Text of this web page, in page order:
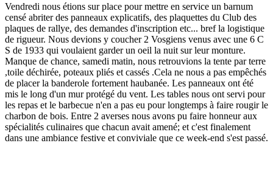
Vendredi nous étions sur place pour mettre en service un barnum
censé abriter des panneaux explicatifs, des plaquettes du Club des
plaques de rallye, des demandes d'inscription etc... bref la logistique
de rigueur. Nous devions y coucher 2 Vosgiens venus avec une 6 C
S de 1933 qui voulaient garder un oeil la nuit sur leur monture.
Manque de chance, samedi matin, nous retrouvions la tente par terre
,toile déchirée, poteaux pliés et cassés .Cela ne nous a pas empêchés
de placer la banderole fortement haubanée. Les panneaux ont été
mis le long d'un mur protégé du vent. Les tables nous ont servi pour
les repas et le barbecue n'en a pas eu pour longtemps à faire rougir le
charbon de bois. Entre 2 averses nous avons pu faire honneur aux
spécialités culinaires que chacun avait amené; et c'est finalement
dans une ambiance festive et conviviale que ce week-end s'est passé.